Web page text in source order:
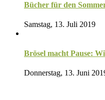
Bücher für den
Samstag, 13. Juli 2019
Brösel macht Pause:
Donnerstag, 13. Juni